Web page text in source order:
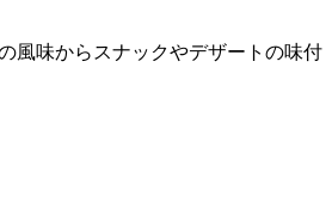
風味からスナックやデザートの味付